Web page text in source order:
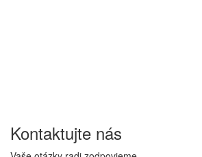
Kontaktujte nás